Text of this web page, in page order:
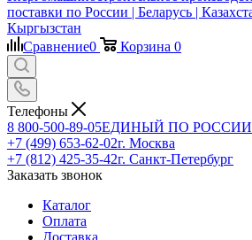
Сравнение0 Корзина 0
Телефоны
8 800-500-89-05ЕДИНЫЙ ПО РОССИИ
+7 (499) 653-62-02г. Москва
+7 (812) 425-35-42г. Санкт-Петербург
Заказать звонок
Каталог
Оплата
Доставка